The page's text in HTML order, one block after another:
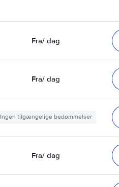
Fra/ dag
Fra/ dag
Ingen tilgængelige bedømmelser
Fra/ dag